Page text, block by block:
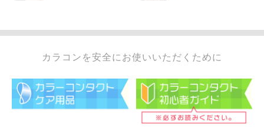
カラコンを安全にお使いいただくために